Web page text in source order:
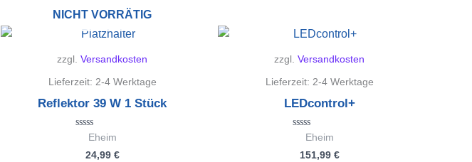
NICHT VORRÄTIG
zzgl. Versandkosten
Lieferzeit: 2-4 Werktage
Reflektor 39 W 1 Stück
Bewertet
Eheim
24,99 €
zzgl. Versandkosten
Lieferzeit: 2-4 Werktage
LEDcontrol+
Bewertet
Eheim
151,99 €